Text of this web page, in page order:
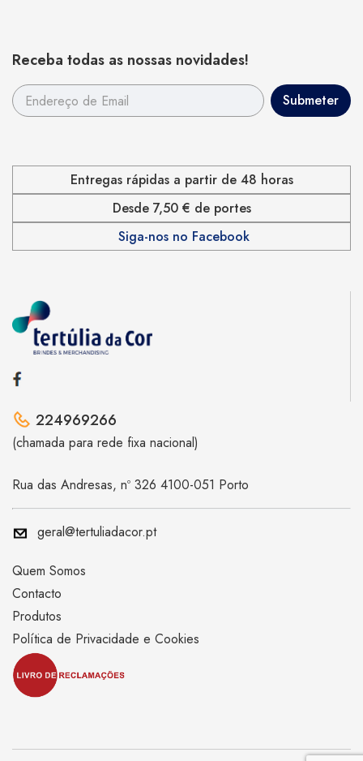
Receba todas as nossas novidades!
Entregas rápidas a partir de 48 horas
Desde 7,50 € de portes
Siga-nos no Facebook
224969266
(chamada para rede fixa nacional)
Rua das Andresas, nº 326 4100-051 Porto
geral@tertuliadacor.pt
Quem Somos
Contacto
Produtos
Política de Privacidade e Cookies